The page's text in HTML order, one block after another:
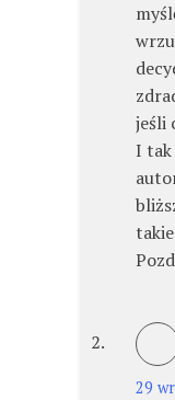
jeśli
I tak
29